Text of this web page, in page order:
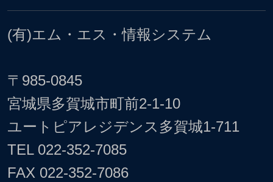
(有)エム・エス・情報システム
〒985-0845
宮城県多賀城市町前2-1-10
ユートピアレジデンス多賀城1-711
TEL 022-352-7085
FAX 022-352-7086